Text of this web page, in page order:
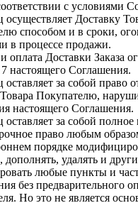
с условиями
осуществляет Доставку
способом и в сроки,
в процессе продажи.
оплата Доставки Заказа
настоящего Соглашения.
за собой право
Покупателю,
настоящего Соглашения.
оставляет за собой полное
право любым
порядке
дополнять, удалять и
любые пункты и
без предварительного
Но это не является